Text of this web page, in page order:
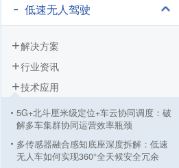
低速无人驾驶
解决方案
行业资讯
技术应用
5G+北斗厘米级定位+车云协同调度：破
解多车集群协同运营效率瓶颈
多传感器融合感知底座深度拆解：低速
无人车如何实现360°全天候安全冗余